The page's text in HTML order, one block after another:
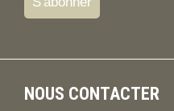
NOUS CONTACTER